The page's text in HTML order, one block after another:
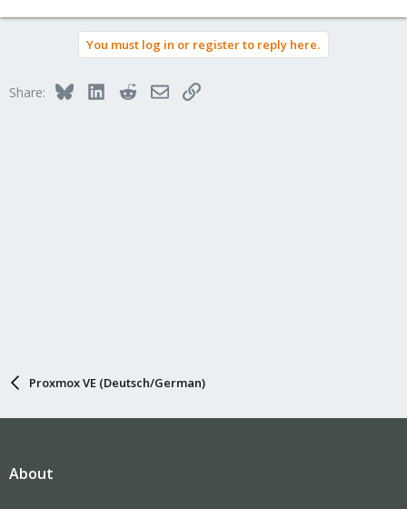
You must log in or register to reply here.
Share: BlueskyLinkedInRedditEmailLink
Proxmox VE (Deutsch/German)
About